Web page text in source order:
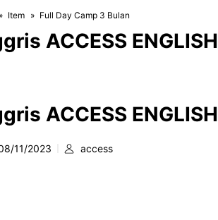
Item Full Day Camp 3 Bulan
ACCESS ENGLISH
ACCESS ENGLISH
11/2023 access